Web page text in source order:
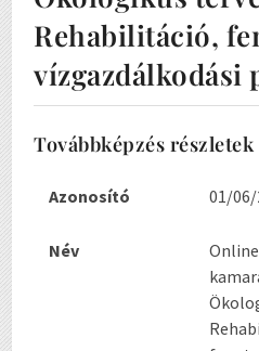
Rehabilitáció,
vízgazdálkodási
Továbbképzés részletek
Azonosító 01/06/
Név